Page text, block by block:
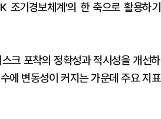
조기경보체계'의 한 축으로 활용하기
크 포착의 정확성과 적시성을 개선하
에 변동성이 커지는 가운데 주요 지표